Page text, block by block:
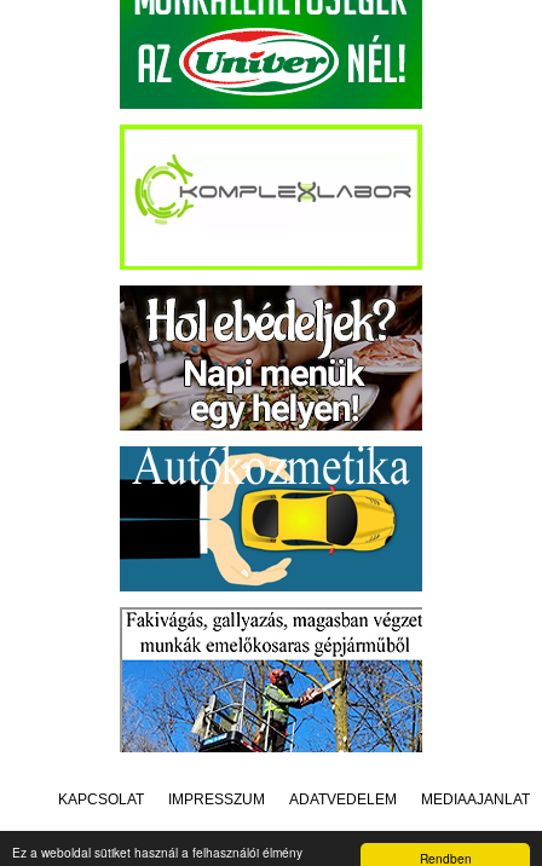
Rendben
Ez a weboldal sütiket használ a felhasználói élmény
KAPCSOLAT IMPRESSZUM ADATVÉDELEM MÉDIAAJÁNLAT